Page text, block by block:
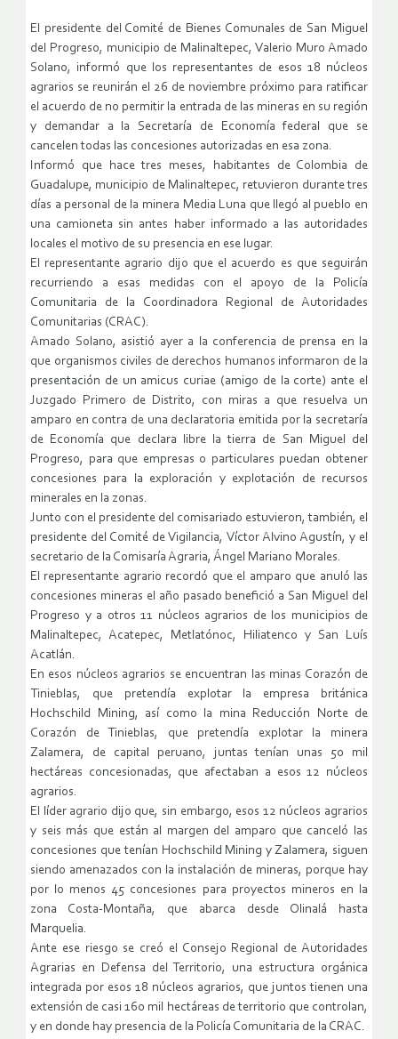
El presidente del Comité de Bienes Comunales de San Miguel
del Progreso, municipio de Malinaltepec, Valerio Muro Amado
Solano, informó que los representantes de esos 18 núcleos
agrarios se reunirán el 26 de noviembre próximo para ratificar
el acuerdo de no permitir la entrada de las mineras en su región
y demandar a la Secretaría de Economía federal que se
cancelen todas las concesiones autorizadas en esa zona.
Informó que hace tres meses, habitantes de Colombia de
Guadalupe, municipio de Malinaltepec, retuvieron durante tres
días a personal de la minera Media Luna que llegó al pueblo en
una camioneta sin antes haber informado a las autoridades
locales el motivo de su presencia en ese lugar.
El representante agrario dijo que el acuerdo es que seguirán
recurriendo a esas medidas con el apoyo de la Policía
Comunitaria de la Coordinadora Regional de Autoridades
Comunitarias (CRAC).
Amado Solano, asistió ayer a la conferencia de prensa en la
que organismos civiles de derechos humanos informaron de la
presentación de un amicus curiae (amigo de la corte) ante el
Juzgado Primero de Distrito, con miras a que resuelva un
amparo en contra de una declaratoria emitida por la secretaría
de Economía que declara libre la tierra de San Miguel del
Progreso, para que empresas o particulares puedan obtener
concesiones para la exploración y explotación de recursos
minerales en la zonas.
Junto con el presidente del comisariado estuvieron, también, el
presidente del Comité de Vigilancia, Víctor Alvino Agustín, y el
secretario de la Comisaría Agraria, Ángel Mariano Morales.
El representante agrario recordó que el amparo que anuló las
concesiones mineras el año pasado benefició a San Miguel del
Progreso y a otros 11 núcleos agrarios de los municipios de
Malinaltepec, Acatepec, Metlatónoc, Hiliatenco y San Luís
Acatlán.
En esos núcleos agrarios se encuentran las minas Corazón de
Tinieblas, que pretendía explotar la empresa británica
Hochschild Mining, así como la mina Reducción Norte de
Corazón de Tinieblas, que pretendía explotar la minera
Zalamera, de capital peruano, juntas tenían unas 50 mil
hectáreas concesionadas, que afectaban a esos 12 núcleos
agrarios.
El líder agrario dijo que, sin embargo, esos 12 núcleos agrarios
y seis más que están al margen del amparo que canceló las
concesiones que tenían Hochschild Mining y Zalamera, siguen
siendo amenazados con la instalación de mineras, porque hay
por lo menos 45 concesiones para proyectos mineros en la
zona Costa-Montaña, que abarca desde Olinalá hasta
Marquelia.
Ante ese riesgo se creó el Consejo Regional de Autoridades
Agrarias en Defensa del Territorio, una estructura orgánica
integrada por esos 18 núcleos agrarios, que juntos tienen una
extensión de casi 160 mil hectáreas de territorio que controlan,
y en donde hay presencia de la Policía Comunitaria de la CRAC.